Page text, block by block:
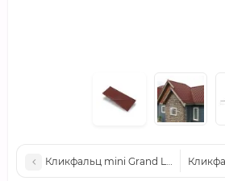
Кликфальц mini Grand Line 0,45